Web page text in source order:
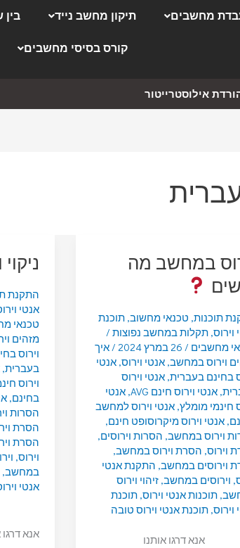
מחשבים תיקון מחשב נייד בין
קורס בסיסי מחשבים
אילוסטרייטור
במחשב מה
תוכנות, טכנאי מחשוב,תוכנת
וירוס,תקלות במחשב נפוצות /
מחשבים / 26 במרץ 2024 /איך
וירוס במחשב,אנטי וירוס,אנטי
בחינם בעברית,אנטי וירוס
,אנטי וירוס חינם AVG ,אנטי
חינמי מומלץ,אנטי וירוס למחשב
,אנטי וירוס מיקרוסופט חינם,
וירוס במחשב, הסרות וירוסים,
וירוס, הסרת וירוס במחשב,
וירוסים במחשב, התקנת אנטי
, וירוסים במחשב,זיהוי וירוס
,תוכנות אנטי וירוס,תוכנת
וירוס,תוכנת אנטי וירוס טובה
אנא דרגו אותנו
התקנת
אנטי
טכנאי
מזהים
וירוס
בעברית,
וירוס
בחינם,
הסרות
הסרת
הסרת
וירוס,
במחשב,
אנטי
אנא דרגו